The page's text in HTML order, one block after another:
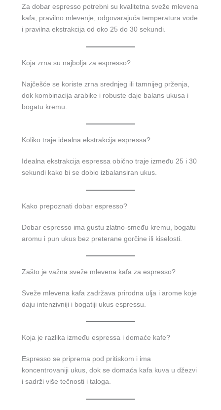
Za dobar espresso potrebni su kvalitetna sveže mlevena
kafa, pravilno mlevenje, odgovarajuća temperatura vode
i pravilna ekstrakcija od oko 25 do 30 sekundi.
Koja zrna su najbolja za espresso?
Najčešće se koriste zrna srednjeg ili tamnijeg prženja,
dok kombinacija arabike i robuste daje balans ukusa i
bogatu kremu.
Koliko traje idealna ekstrakcija espressa?
Idealna ekstrakcija espressa obično traje između 25 i 30
sekundi kako bi se dobio izbalansiran ukus.
Kako prepoznati dobar espresso?
Dobar espresso ima gustu zlatno-smeđu kremu, bogatu
aromu i pun ukus bez preterane gorčine ili kiselosti.
Zašto je važna sveže mlevena kafa za espresso?
Sveže mlevena kafa zadržava prirodna ulja i arome koje
daju intenzivniji i bogatiji ukus espressu.
Koja je razlika između espressa i domaće kafe?
Espresso se priprema pod pritiskom i ima
koncentrovaniji ukus, dok se domaća kafa kuva u džezvi
i sadrži više tečnosti i taloga.